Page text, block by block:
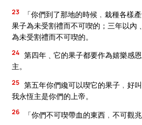
23
「你們到了那地的時候﹐栽種各樣
果子為未受割禮而不可喫的；三年以內
為未受割禮而不可喫的。
24 第四年﹑它的果子都要作為嬉樂感
主。
25 第五年你們纔可以喫它的果子﹐好
我永恆主是你們的上帝。
26 「你們不可喫帶血的東西﹐不可觀